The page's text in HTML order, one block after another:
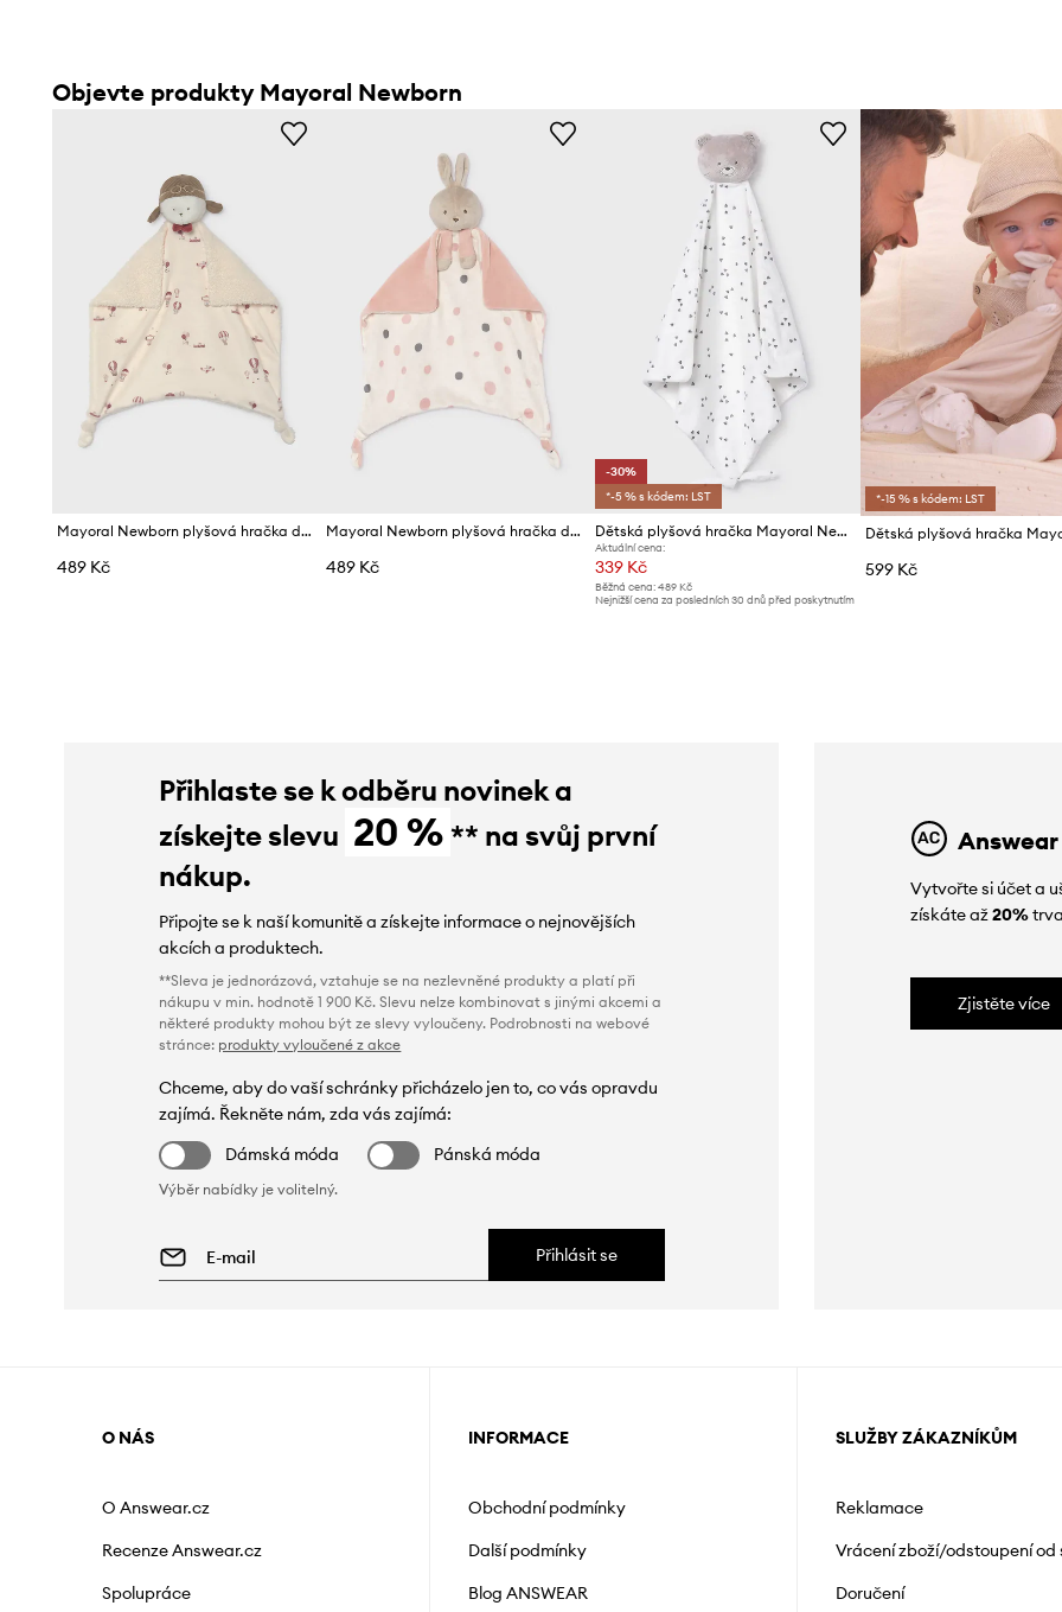
Objevte produkty Mayoral Newborn
Mayoral Newborn plyšová hračka dětská
489 Kč
Mayoral Newborn plyšová hračka dětská
489 Kč
-30%
*-5 % s kódem: LST
Dětská plyšová hračka Mayoral Newborn
Aktuální cena:
339 Kč
Běžná cena: 489 Kč
Nejnižší cena za posledních 30 dnů před poskytnutím
*-15 % s kódem: LST
599 Kč
Přihlaste se k odběru novinek a
získejte slevu 20 % ** na svůj první
nákup.
Připojte se k naší komunitě a získejte informace o nejnovějších
akcích a produktech.
**Sleva je jednorázová, vztahuje se na nezlevněné produkty a platí při
nákupu v min. hodnotě 1 900 Kč. Slevu nelze kombinovat s jinými akcemi a
některé produkty mohou být ze slevy vyloučeny. Podrobnosti na webové
stránce: produkty vyloučené z akce
Chceme, aby do vaší schránky přicházelo jen to, co vás opravdu
zajímá. Řekněte nám, zda vás zajímá:
Dámská móda
Pánská móda
Výběr nabídky je volitelný.
Přihlásit se
Vytvořte si účet a
získáte až20%
Zjistěte více
O NÁS
O Answear.cz
Recenze Answear.cz
Spolupráce
INFORMACE
Obchodní podmínky
Další podmínky
Blog ANSWEAR
SLUŽBY ZÁKAZNÍKŮM
Reklamace
Vrácení zboží/odstoupení od
Doručení